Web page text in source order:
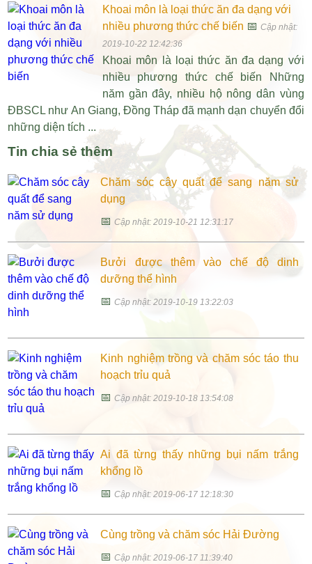
Khoai môn là loại thức ăn đa dạng với
nhiều phương thức chế biến 📅 Cập nhật:
2019-10-22 12:42:36
Khoai môn là loại thức ăn đa dạng với
nhiều phương thức chế biến Những
năm gần đây, nhiều hộ nông dân vùng
ĐBSCL như An Giang, Đồng Tháp đã mạnh dạn chuyển đổi
những diện tích ...
Tin chia sẻ thêm
Chăm sóc cây quất để sang năm sử
dụng
📅Cập nhật: 2019-10-21 12:31:17
Bưởi được thêm vào chế độ dinh
dưỡng thể hình
📅Cập nhật: 2019-10-19 13:22:03
Kinh nghiệm trồng và chăm sóc táo thu
hoạch trỉu quả
📅Cập nhật: 2019-10-18 13:54:08
Ai đã từng thấy những bụi nấm trắng
khổng lồ
📅Cập nhật: 2019-06-17 12:18:30
Cùng trồng và chăm sóc Hải Đường
📅Cập nhật: 2019-06-17 11:39:40